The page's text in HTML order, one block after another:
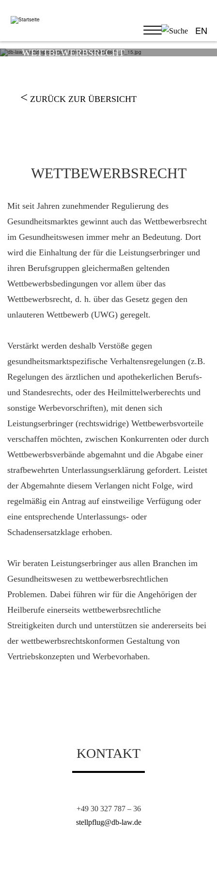
Inhalt
EN
Image WETTBEWERBSRECHT
ZURÜCK ZUR ÜBERSICHT
WETTBEWERBSRECHT
Mit seit Jahren zunehmender Regulierung des
Gesundheitsmarktes gewinnt auch das Wettbewerbsrecht
im Gesundheitswesen immer mehr an Bedeutung. Dort
wird die Einhaltung der für die Leistungserbringer und
ihren Berufsgruppen gleichermaßen geltenden
Wettbewerbsbedingungen vor allem über das
Wettbewerbsrecht, d. h. über das Gesetz gegen den
unlauteren Wettbewerb (UWG) geregelt.
Verstärkt werden deshalb Verstöße gegen
gesundheitsmarktspezifische Verhaltensregelungen (z.B.
Regelungen des ärztlichen und apothekerlichen Berufs-
und Standesrechts, oder des Heilmittelwerberechts und
sonstige Werbevorschriften), mit denen sich
Leistungserbringer (rechtswidrige) Wettbewerbsvorteile
verschaffen möchten, zwischen Konkurrenten oder durch
Wettbewerbsverbände abgemahnt und die Abgabe einer
strafbewehrten Unterlassungserklärung gefordert. Leistet
der Abgemahnte diesem Verlangen nicht Folge, wird
regelmäßig ein Antrag auf einstweilige Verfügung oder
eine entsprechende Unterlassungs- oder
Schadensersatzklage erhoben.
Wir beraten Leistungserbringer aus allen Branchen im
Gesundheitswesen zu wettbewerbsrechtlichen
Problemen. Dabei führen wir für die Angehörigen der
Heilberufe einerseits wettbewerbsrechtliche
Streitigkeiten durch und unterstützen sie andererseits bei
der wettbewerbsrechtskonformen Gestaltung von
Vertriebskonzepten und Werbevorhaben.
KONTAKT
Prof. Dr. iur. Martin H. Stellpflug, M.A.
Partner
+
+49 30 327 787 – 36
stellpflug@db-law.de
+